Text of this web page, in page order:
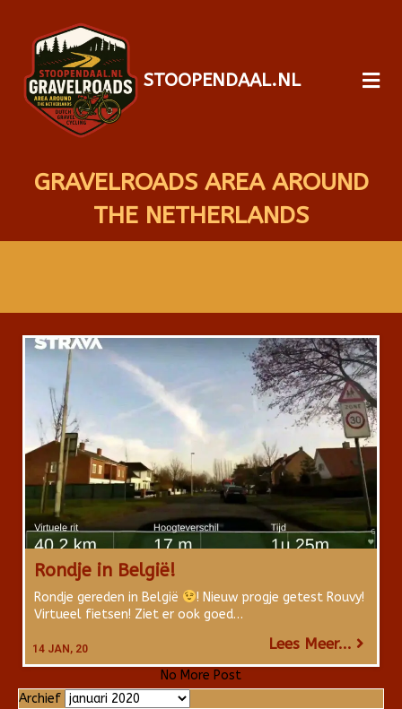
STOOPENDAAL.NL
GRAVELROADS AREA AROUND
THE NETHERLANDS
Rondje in België!
14 JAN, 20
Rondje gereden in België
! Nieuw progje getest Rouvy!
Virtueel fietsen! Ziet er ook goed…
Lees Meer...
No More Post
Archief Archief